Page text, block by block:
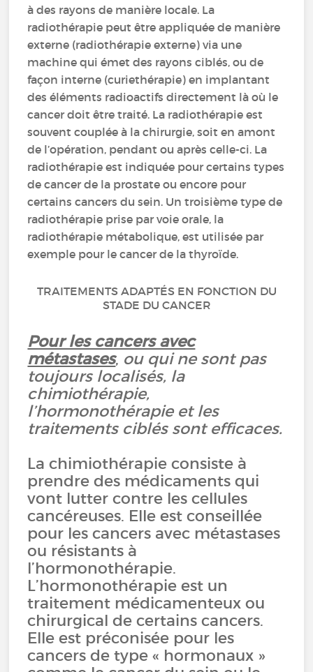
à des rayons de manière locale. La
radiothérapie peut être appliquée de manière
externe (radiothérapie externe) via une
machine qui émet des rayons ciblés, ou de
façon interne (curiethérapie) en implantant
des éléments radioactifs directement là où le
cancer doit être traité. La radiothérapie est
souvent couplée à la chirurgie, soit en amont
de l’opération, pendant ou après celle-ci. La
radiothérapie est indiquée pour certains types
de cancer de la prostate ou encore pour
certains cancers du sein. Un troisième type de
radiothérapie prise par voie orale, la
radiothérapie métabolique, est utilisée par
exemple pour le cancer de la thyroïde.
TRAITEMENTS ADAPTÉS EN FONCTION DU
STADE DU CANCER
Pour les cancers avec
métastases, ou qui ne sont pas
toujours localisés, la
chimiothérapie,
l’hormonothérapie et les
traitements ciblés sont efficaces.
La chimiothérapie consiste à
prendre des médicaments qui
vont lutter contre les cellules
cancéreuses. Elle est conseillée
pour les cancers avec métastases
ou résistants à
l’hormonothérapie.
L’hormonothérapie est un
traitement médicamenteux ou
chirurgical de certains cancers.
Elle est préconisée pour les
cancers de type « hormonaux »